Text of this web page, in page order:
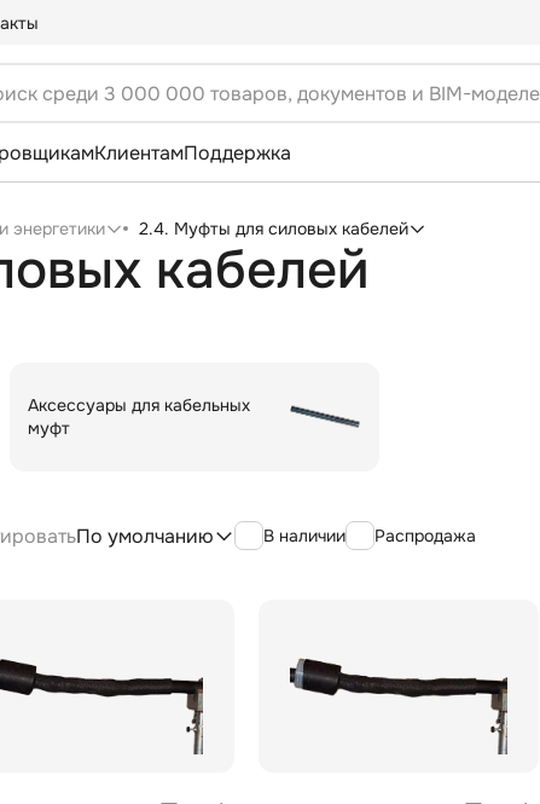
КлиентамПоддержка
энергетики 2.4. Муфты для силовых кабелей
кабелей
Аксессуары для кабельных
муфт
По умолчанию В наличии Распродажа